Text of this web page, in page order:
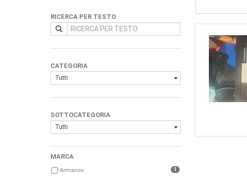
RICERCA PER TESTO
CATEGORIA
Tutti
SOTTOCATEGORIA
Tutti
MARCA
Armanov 1